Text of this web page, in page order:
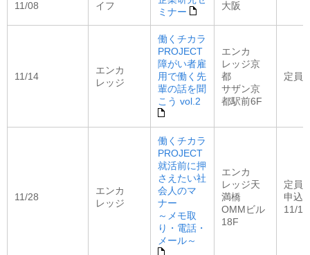
11/08 イフ
ミナー
大阪
11/14
エンカ
レッジ
働くチカラ
PROJECT
障がい者雇
用で働く先
輩の話を聞
こう vol.2
エンカ
レッジ京
都
サザン京
都駅前6F
定員
11/28
エンカ
レッジ
働くチカラ
PROJECT
就活前に押
さえたい社
会人のマ
ナー
～メモ取
り・電話・
メール～
エンカ
レッジ天
満橋
OMMビル
18F
定員
申込
11/13